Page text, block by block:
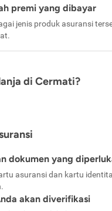
premi yang dibayar
jenis produk asuransi
di Cermati?
dokumen yang
asuransi dan kartu
akan diverifikasi